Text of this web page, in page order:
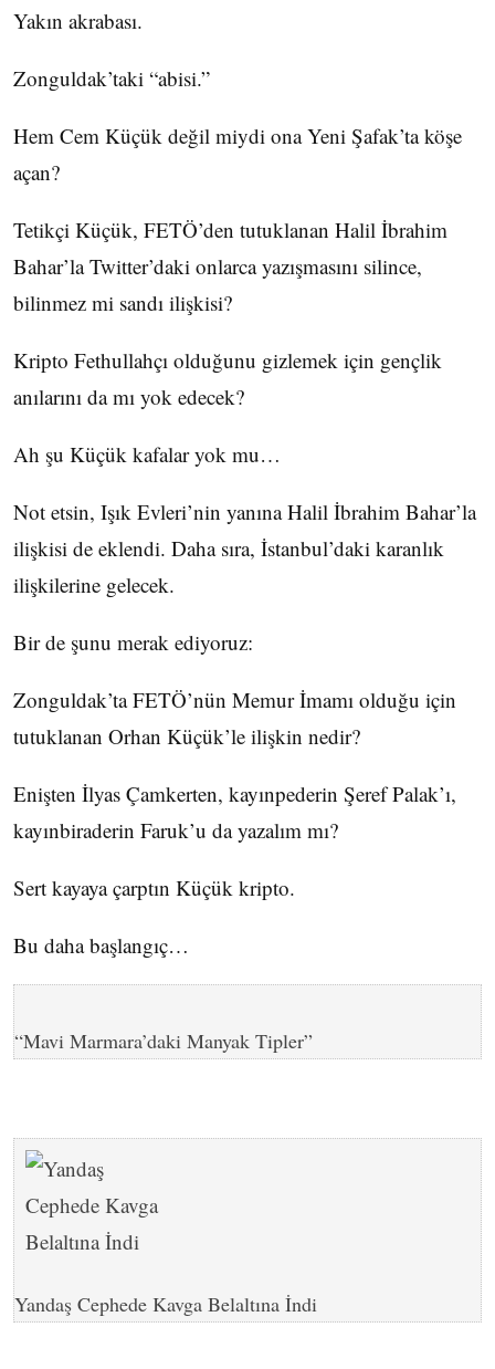
Yakın akrabası.
Zonguldak’taki “abisi.”
Hem Cem Küçük değil miydi ona Yeni Şafak’ta köşe
açan?
Tetikçi Küçük, FETÖ’den tutuklanan Halil İbrahim
Bahar’la Twitter’daki onlarca yazışmasını silince,
bilinmez mi sandı ilişkisi?
Kripto Fethullahçı olduğunu gizlemek için gençlik
anılarını da mı yok edecek?
Ah şu Küçük kafalar yok mu…
Not etsin, Işık Evleri’nin yanına Halil İbrahim Bahar’la
ilişkisi de eklendi. Daha sıra, İstanbul’daki karanlık
ilişkilerine gelecek.
Bir de şunu merak ediyoruz:
Zonguldak’ta FETÖ’nün Memur İmamı olduğu için
tutuklanan Orhan Küçük’le ilişkin nedir?
Enişten İlyas Çamkerten, kayınpederin Şeref Palak’ı,
kayınbiraderin Faruk’u da yazalım mı?
Sert kayaya çarptın Küçük kripto.
Bu daha başlangıç…
“Mavi Marmara’daki Manyak Tipler”
Yandaş Cephede Kavga Belaltına İndi